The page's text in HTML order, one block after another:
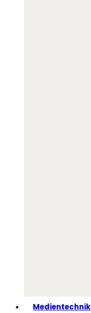
Medientechnik